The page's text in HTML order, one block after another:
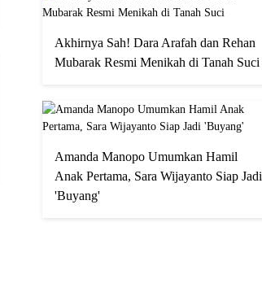
Akhirnya Sah! Dara Arafah dan Rehan
Mubarak Resmi Menikah di Tanah Suci
Amanda Manopo Umumkan Hamil
Anak Pertama, Sara Wijayanto Siap Jadi
'Buyang'